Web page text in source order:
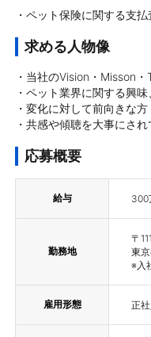
・ペット保険に関する支
求める人物像
・当社のVision・Misson
・ペット業界に関する興
・変化に対して前向きな方
・共感や傾聴を大事にさ
応募概要
給与 300
勤務地
〒
東
※入
雇用形態 正